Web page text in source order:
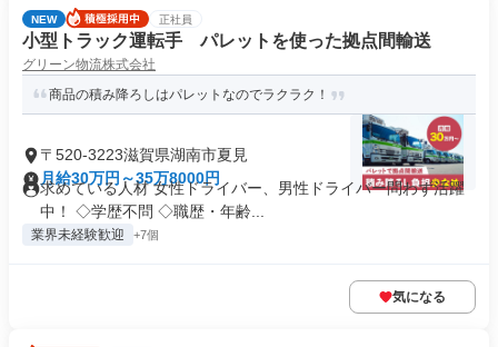
NEW 正社員
小型トラック運転手 パレットを使った拠点間輸送
グリーン物流株式会社
商品の積み降ろしはパレットなのでラクラク！
〒520-3223滋賀県湖南市夏見
月給30万円～35万8000円
求めている人材 女性ドライバー、男性ドライバー問わず活躍
中！ ◇学歴不問 ◇職歴・年齢...
業界未経験歓迎 +7個
気になる